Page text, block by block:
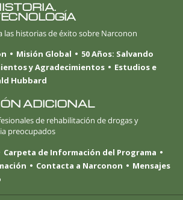
las historias de éxito sobre Narconon
Misión Global
50 Años: Salvando
y Agradecimientos
Estudios e
Hubbard
ADICIONAL
de rehabilitación de drogas y
preocupados
Carpeta de Información del Programa
Contacta a Narconon
Mensajes